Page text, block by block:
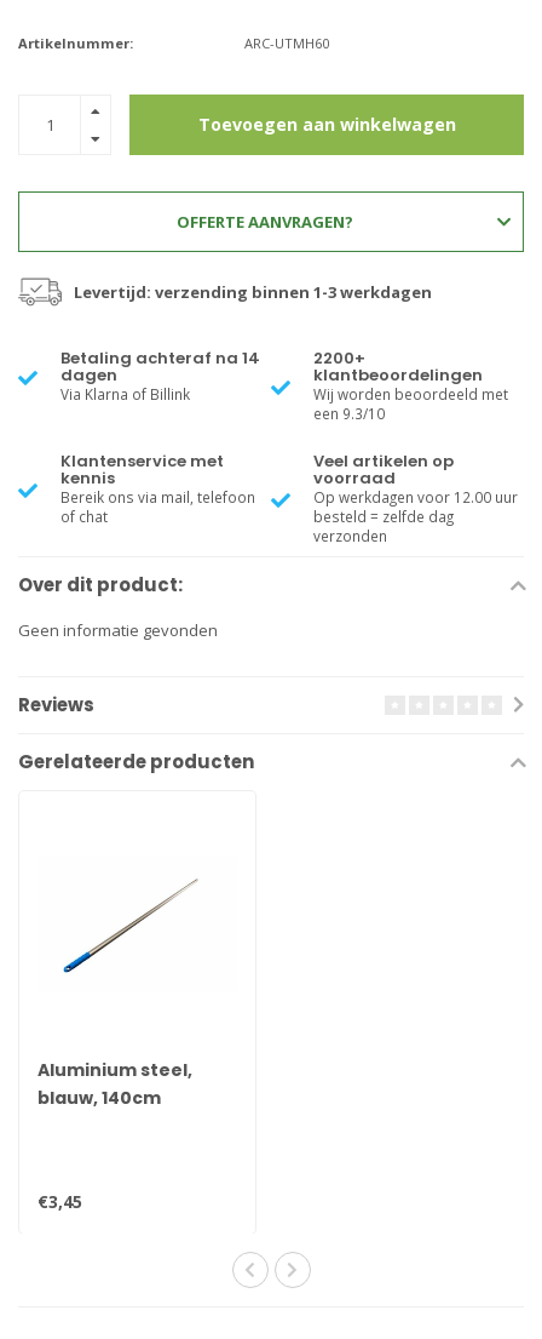
Artikelnummer: ARC-UTMH60
Toevoegen aan winkelwagen
OFFERTE AANVRAGEN?
Levertijd: verzending binnen 1-3 werkdagen
Betaling achteraf na 14
dagen
Via Klarna of Billink
2200+
klantbeoordelingen
Wij worden beoordeeld met
een 9.3/10
Klantenservice met
kennis
Bereik ons via mail, telefoon
of chat
Veel artikelen op
voorraad
Op werkdagen voor 12.00 uur
besteld = zelfde dag
verzonden
Over dit product:
Geen informatie gevonden
Reviews
Gerelateerde producten
Aluminium steel,
blauw, 140cm
€3,45